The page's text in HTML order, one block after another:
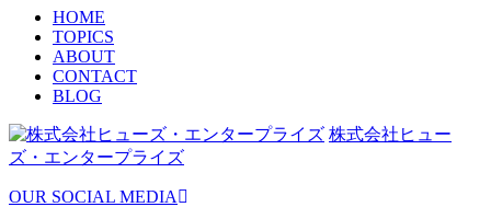
HOME
TOPICS
ABOUT
CONTACT
BLOG
株式会社ヒュー
ズ・エンタープライズ
OUR SOCIAL MEDIA